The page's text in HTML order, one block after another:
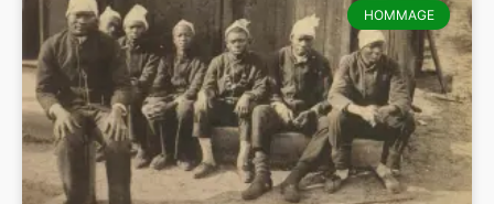
HOMMAGE